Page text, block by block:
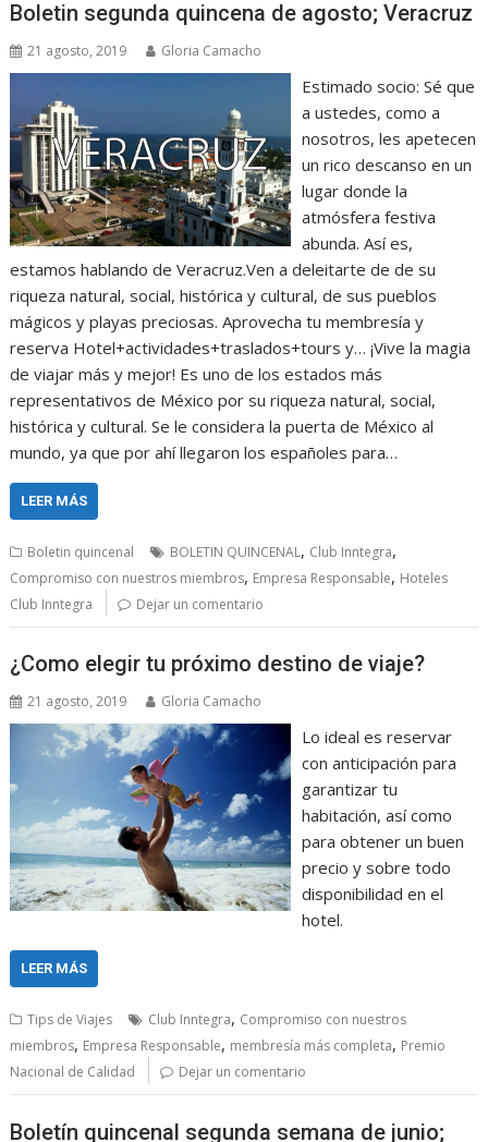
Boletin segunda quincena de agosto; Veracruz
21 agosto, 2019 Gloria Camacho
Estimado socio: Sé que
a ustedes, como a
nosotros, les apetecen
un rico descanso en un
lugar donde la
atmósfera festiva
abunda. Así es,
estamos hablando de Veracruz.Ven a deleitarte de de su
riqueza natural, social, histórica y cultural, de sus pueblos
mágicos y playas preciosas. Aprovecha tu membresía y
reserva Hotel+actividades+traslados+tours y… ¡Vive la magia
de viajar más y mejor! Es uno de los estados más
representativos de México por su riqueza natural, social,
histórica y cultural. Se le considera la puerta de México al
mundo, ya que por ahí llegaron los españoles para…
LEER MÁS
Boletin quincenal BOLETIN QUINCENAL, Club Inntegra,
Compromiso con nuestros miembros, Empresa Responsable, Hoteles
Club Inntegra
Dejar un comentario
¿Como elegir tu próximo destino de viaje?
21 agosto, 2019 Gloria Camacho
Lo ideal es reservar
con anticipación para
garantizar tu
habitación, así como
para obtener un buen
precio y sobre todo
disponibilidad en el
hotel.
LEER MÁS
Tips de Viajes Club Inntegra, Compromiso con nuestros
miembros, Empresa Responsable, membresía más completa, Premio
Nacional de Calidad
Dejar un comentario
Boletín quincenal segunda semana de junio;